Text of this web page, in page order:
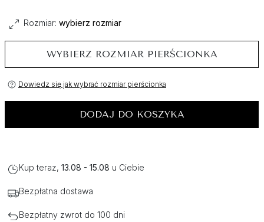
Rozmiar: wybierz rozmiar
WYBIERZ ROZMIAR PIERŚCIONKA
Dowiedz się jak wybrać rozmiar pierścionka
DODAJ DO KOSZYKA
Kup teraz, 13.08 - 15.08 u Ciebie
Bezpłatna dostawa
Bezpłatny zwrot do 100 dni